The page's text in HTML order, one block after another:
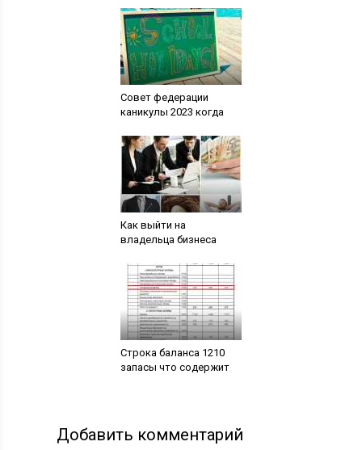
Совет федерации
каникулы 2023 когда
Как выйти на
владельца бизнеса
Строка баланса 1210
запасы что содержит
Добавить комментарий